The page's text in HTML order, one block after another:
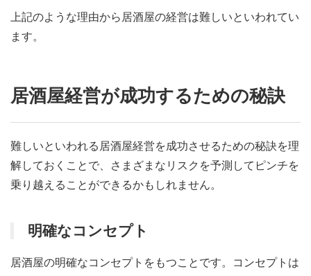
上記のような理由から居酒屋の経営は難しいといわれてい
ます。
居酒屋経営が成功するための秘訣
難しいといわれる居酒屋経営を成功させるための秘訣を理
解しておくことで、さまざまなリスクを予測してピンチを
乗り越えることができるかもしれません。
明確なコンセプト
居酒屋の明確なコンセプトをもつことです。コンセプトは